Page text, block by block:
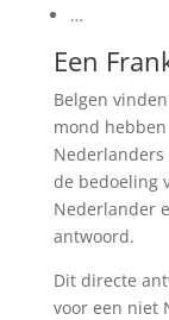
…
Een
Belgen
mond hebben
de bedoeling
Nederlander
antwoord.
Dit directe
voor een niet